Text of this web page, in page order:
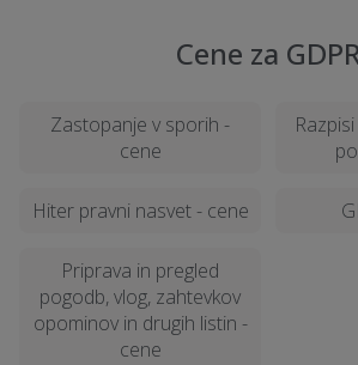
Cene za
Zastopanje v sporih -
cene
Hiter pravni nasvet - cene
Priprava in pregled
pogodb, vlog, zahtevkov
opominov in drugih listin -
cene